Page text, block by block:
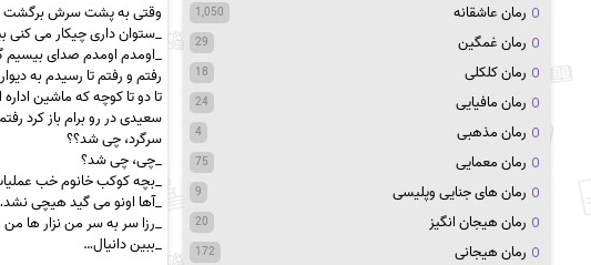
وقتی به پشت سرش برگشت
_ستوان داری چیکار می کنی
_اومدم اومدم صدای بیسیم
رفتم و رفتم تا رسیدم به
تا دو تا کوچه که ماشین
سعیدی در رو برام باز کرد
سرگرد، چی شد؟؟
_چی، چی شد؟
_بچه کوکب خانوم خب
_آها اونو می گید هیچی
_رزا سر به سر من نزار ها من
_ببین دانیال…
رمان عاشقانه 1,050
رمان غمگین 29
رمان کلکلی 18
رمان مافیایی 24
رمان مذهبی 4
رمان معمایی 75
رمان های جنایی وپلیسی 9
رمان هیجان انگیز 20
رمان هیجانی 172